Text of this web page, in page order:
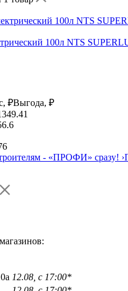
100л NTS
₽Выгода, ₽
349.41
- «ПРОФИ» сразу! ›
12.08, с 17:00*